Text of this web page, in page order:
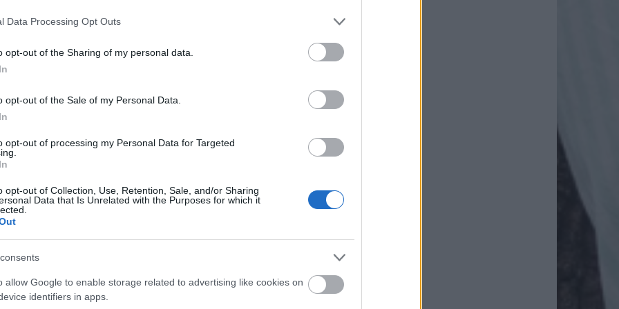
Data Processing Opt Outs
opt-out of the Sharing of my personal data.
opt-out of the Sale of my Personal Data.
opt-out of processing my Personal Data for Targeted
opt-out of Collection, Use, Retention, Sale, and/or Sharing
Data that Is Unrelated with the Purposes for which it
allow Google to enable storage related to advertising like cookies on
identifiers in apps.
tevékenységeire,
hogy amikor a partnerünk énidőt kér, az
éppen azt szolgálja, hogy mindketten
egyensúlyát. Emellett
mutassunk érdeklődést a munkájuk, hobbijaik vagy
és ne felejtsük el kifejezni a hálánkat mindazért,
figyelmességekről vagy nagyobb
hogy megteremtsük a lehetőséget a külön
mindkét fél megtartsa a saját ritmusát,
egyértelmű határokat felállítani, amelyek
egymás egyéni sikereit, legyenek azok
el az öngondoskodást:rendszeresen